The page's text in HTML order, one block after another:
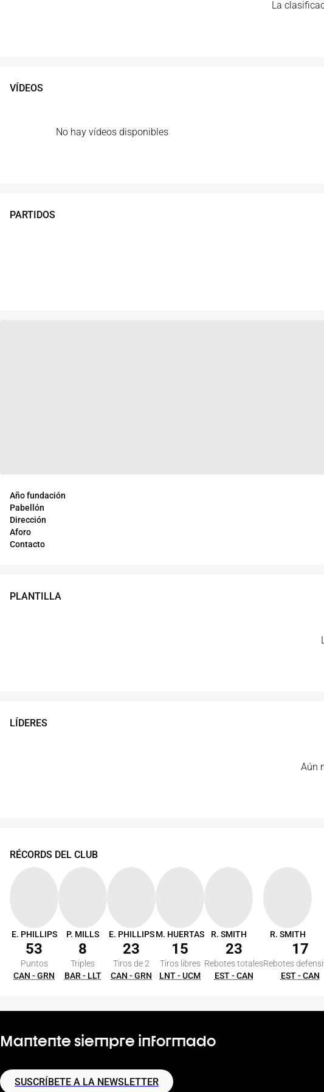
La
Año fundación
Pabellón
Dirección
Aforo
Contacto
VÍDEOS
No hay vídeos disponibles
PARTIDOS
PLANTILLA
LÍDERES
Aún
RÉCORDS DEL CLUB
E. PHILLIPS
53
Puntos
CAN - GRN
P. MILLS
8
Triples
BAR - LLT
E. PHILLIPS
23
Tiros de 2
CAN - GRN
M. HUERTAS
15
Tiros libres
LNT - UCM
R. SMITH
23
Rebotes totales
EST - CAN
R. SMITH
17
Rebotes
EST - CAN
Mantente siempre informado
SUSCRÍBETE A LA NEWSLETTER